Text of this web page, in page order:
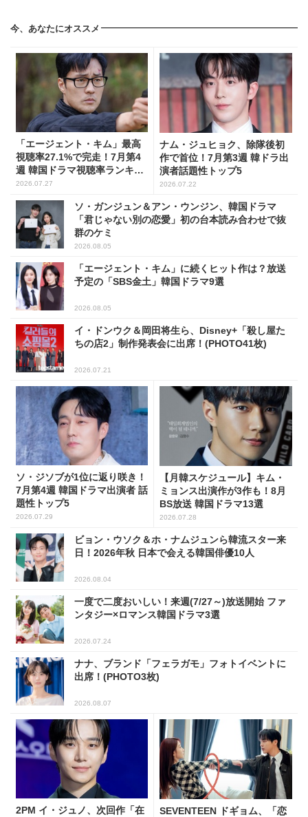
今、あなたにオススメ
「エージェント・キム」最高
視聴率27.1%で完走！7月第4
週 韓国ドラマ視聴率ランキン
グ
2026.07.27
ナム・ジュヒョク、除隊後初
作で首位！7月第3週 韓ドラ出
演者話題性トップ5
2026.07.22
ソ・ガンジュン＆アン・ウンジン、韓国ドラマ
「君じゃない別の恋愛」初の台本読み合わせで抜
群のケミ
2026.08.05
「エージェント・キム」に続くヒット作は？放送
予定の「SBS金土」韓国ドラマ9選
2026.08.05
イ・ドンウク＆岡田将生ら、Disney+「殺し屋た
ちの店2」制作発表会に出席！(PHOTO41枚)
2026.07.21
ソ・ジソブが1位に返り咲き！
7月第4週 韓国ドラマ出演者 話
題性トップ5
2026.07.29
【月韓スケジュール】キム・
ミョンス出演作が3作も！8月
BS放送 韓国ドラマ13選
2026.07.28
ビョン・ウソク＆ホ・ナムジュンら韓流スター来
日！2026年秋 日本で会える韓国俳優10人
2026.08.04
一度で二度おいしい！来週(7/27～)放送開始 ファ
ンタジー×ロマンス韓国ドラマ3選
2026.07.24
ナナ、ブランド「フェラガモ」フォトイベントに
出席！(PHOTO3枚)
2026.08.07
2PM イ・ジュノ、次回作「在 SEVENTEEN ドギョム、「恋